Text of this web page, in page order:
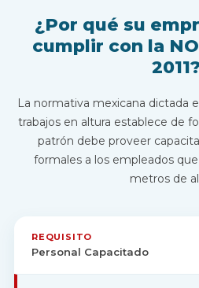
¿Por qué su
cumplir con la
2011?
La normativa mexicana dictada
trabajos en altura establece de
patrón debe proveer
formales a los empleados
metros de
REQUISITO
Personal Capacitado